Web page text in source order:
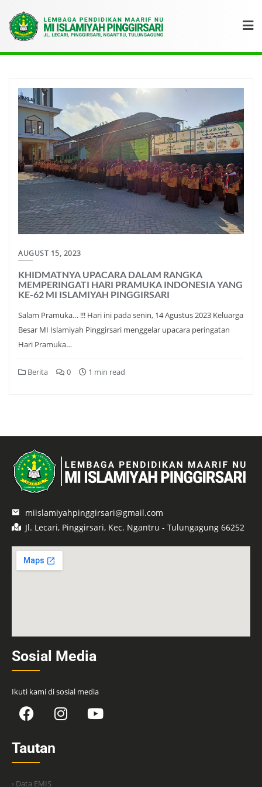
AUGUST 15, 2023
KHIDMATNYA UPACARA DALAM RANGKA
MEMPERINGATI HARI PRAMUKA INDONESIA YANG
KE-62 MI ISLAMIYAH PINGGIRSARI
Salam Pramuka… !!! Hari ini pada senin, 14 Agustus 2023 Keluarga
Besar MI Islamiyah Pinggirsari menggelar upacara peringatan
Hari Pramuka…
Berita 0 1 min read
miislamiyahpinggirsari@gmail.com
Jl. Lecari, Pinggirsari, Kec. Ngantru - Tulungagung 66252
Sosial Media
Ikuti kami di sosial media
Tautan
› Data EMIS